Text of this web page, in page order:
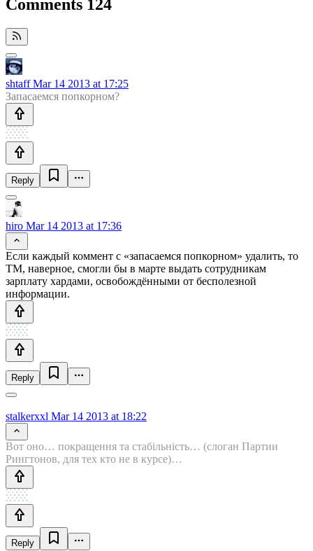
Comments 124
shtaffMar 14 2013 at 17:25
Запасаемся попкорном?
Reply
hiro Mar 14 2013 at 17:36
Если каждый коммент с «запасаемся попкорном» удалить, то
ТМ, наверное, смогли бы в марте выдать сотрудникам
зарплату хардами, освобождёнными от бесполезной
информации.
Reply
stalkerxxl Mar 14 2013 at 18:22
Вот оно… покращення та стабiльнiсть… (слоган Партии
Рингтонов, для тех кто не в курсе)…
Reply